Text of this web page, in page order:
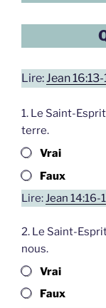
Lire:Jean
1. Le Saint-
terre.
Vrai
Faux
Lire:Jean 14:16-
2. Le Saint-
nous.
Vrai
Faux